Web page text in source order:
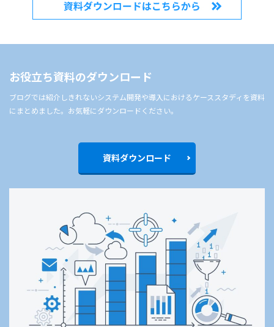
お役立ち資料のダウンロード
ブログでは紹介しきれないシステム開発や導入におけるケーススタディを資料
にまとめました。お気軽にダウンロードください。
資料ダウンロード